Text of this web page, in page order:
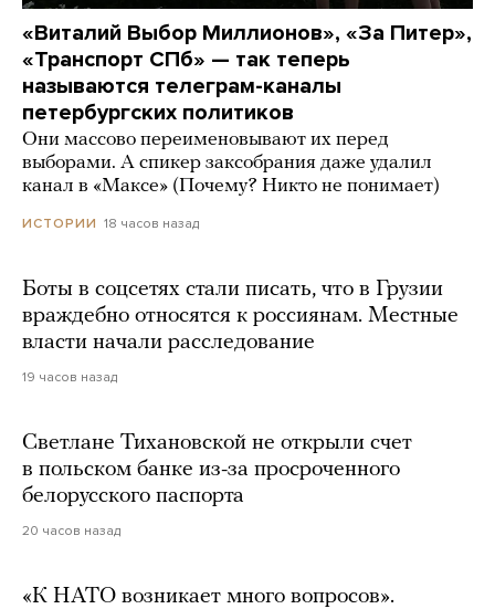
«Виталий Выбор Миллионов», «За Питер»,
«Транспорт СПб» — так теперь
называются телеграм-каналы
петербургских политиков
Они массово переименовывают их перед
выборами. А спикер заксобрания даже удалил
канал в «Максе» (Почему? Никто не понимает)
ИСТОРИИ 18 часов назад
Боты в соцсетях стали писать, что в Грузии
враждебно относятся к россиянам. Местные
власти начали расследование
19 часов назад
Светлане Тихановской не открыли счет
в польском банке из-за просроченного
белорусского паспорта
20 часов назад
«К НАТО возникает много вопросов».